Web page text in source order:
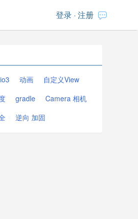
登录 · 注册
动画
自定义View
gradle
Camera 相机
逆向 加固